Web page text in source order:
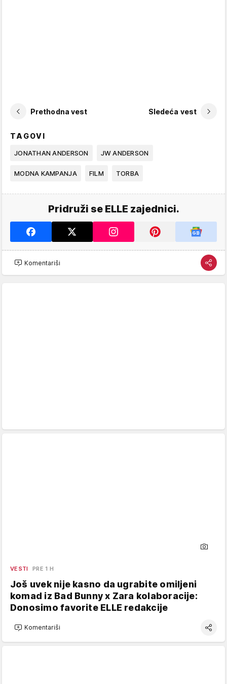
Prethodna vest Sledeća vest
TAGOVI
JONATHAN ANDERSON JW ANDERSON
MODNA KAMPANJA FILM TORBA
Pridruži se ELLE zajednici.
Komentariši
VESTI PRE 1 H
Još uvek nije kasno da ugrabite omiljeni
komad iz Bad Bunny x Zara kolaboracije:
Donosimo favorite ELLE redakcije
Komentariši